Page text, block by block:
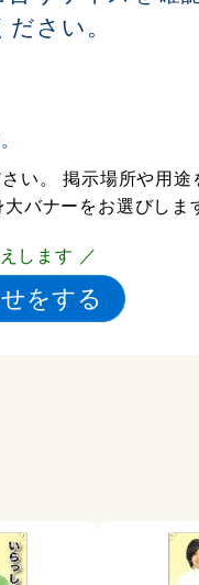
さい。
い。 掲示場所や用途
バナーをお選びしま
します ／